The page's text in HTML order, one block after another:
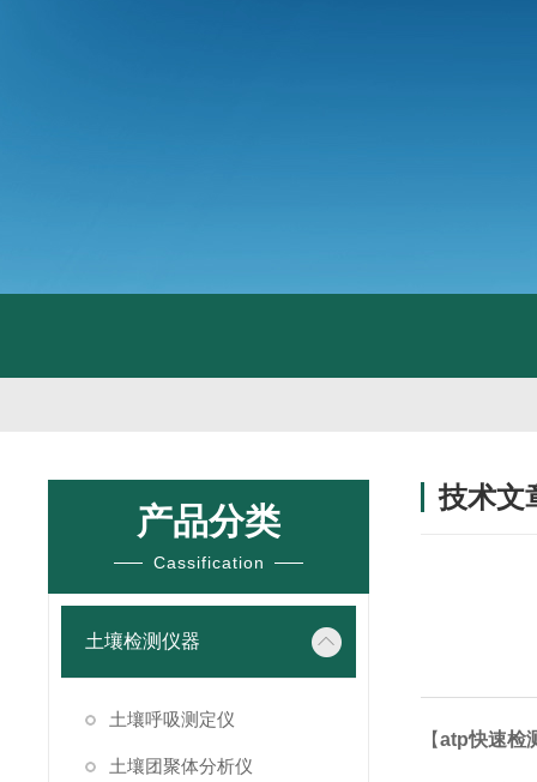
产品分类
Cassification
土壤检测仪器
土壤呼吸测定仪
土壤团聚体分析仪
技术文
【atp快速检